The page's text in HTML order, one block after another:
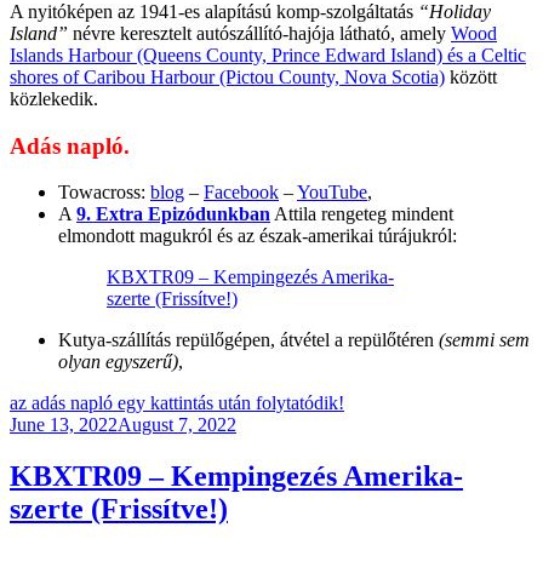
A nyitóképen az 1941-es alapítású komp-szolgáltatás “Holiday
Island” névre keresztelt autószállító-hajója látható, amely Wood
Islands Harbour (Queens County, Prince Edward Island) és a Celtic
shores of Caribou Harbour (Pictou County, Nova Scotia) között
közlekedik.
Adás napló.
Towacross: blog – Facebook –YouTube,
A9. Extra EpizódunkbanAttila rengeteg mindent
elmondott magukról és az észak-amerikai túrájukról:
KBXTR09 – Kempingezés Amerika-
szerte (Frissítve!)
Kutya-szállítás repülőgépen, átvétel a repülőtéren (semmi sem
olyan egyszerű),
az adás napló egy kattintás után folytatódik!
Posted
June 13, 2022August 7, 2022
KBXTR09 – Kempingezés Amerika-
szerte (Frissítve!)